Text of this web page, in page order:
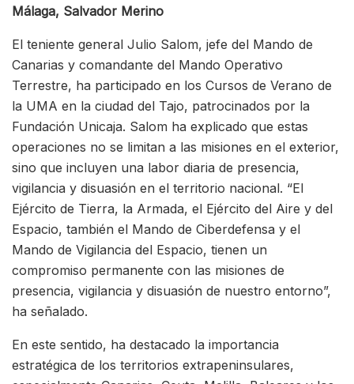
Málaga, Salvador Merino
El teniente general Julio Salom, jefe del Mando de
Canarias y comandante del Mando Operativo
Terrestre, ha participado en los Cursos de Verano de
la UMA en la ciudad del Tajo, patrocinados por la
Fundación Unicaja. Salom ha explicado que estas
operaciones no se limitan a las misiones en el exterior,
sino que incluyen una labor diaria de presencia,
vigilancia y disuasión en el territorio nacional. “El
Ejército de Tierra, la Armada, el Ejército del Aire y del
Espacio, también el Mando de Ciberdefensa y el
Mando de Vigilancia del Espacio, tienen un
compromiso permanente con las misiones de
presencia, vigilancia y disuasión de nuestro entorno”,
ha señalado.
En este sentido, ha destacado la importancia
estratégica de los territorios extrapeninsulares,